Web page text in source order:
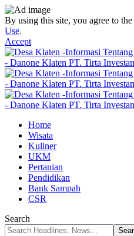
By using this site, you agree to the
Use.
Accept
Home
Wisata
Kuliner
UKM
Pertanian
Pendidikan
Bank Sampah
CSR
Search